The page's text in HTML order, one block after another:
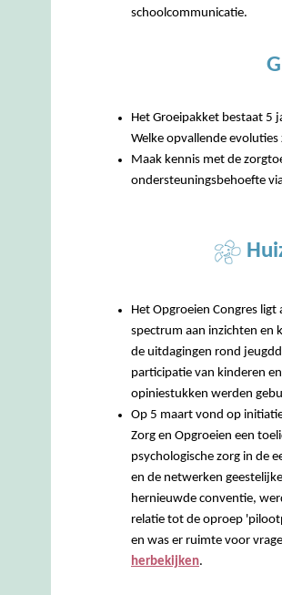
schoolcommunicatie.
Het Groeipakket bestaat 5
Welke opvallende evoluties
Maak kennis met de
ondersteuningsbehoefte
Het Opgroeien Congres
spectrum aan inzichten en
de uitdagingen rond
participatie van kinderen
opiniestukken werden
Op 5 maart vond op
Zorg en Opgroeien een
psychologische zorg in de
en de netwerken
hernieuwde conventie,
relatie tot de oproep
en was er ruimte voor
herbekijken.